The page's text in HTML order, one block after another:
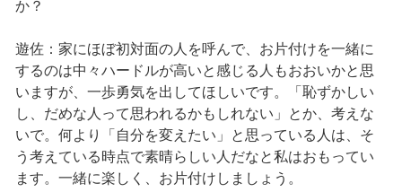
か？
遊佐：家にほぼ初対面の人を呼んで、お片付けを一緒に
するのは中々ハードルが高いと感じる人もおおいかと思
いますが、一歩勇気を出してほしいです。「恥ずかしい
し、だめな人って思われるかもしれない」とか、考えな
いで。何より「自分を変えたい」と思っている人は、そ
う考えている時点で素晴らしい人だなと私はおもってい
ます。一緒に楽しく、お片付けしましょう。